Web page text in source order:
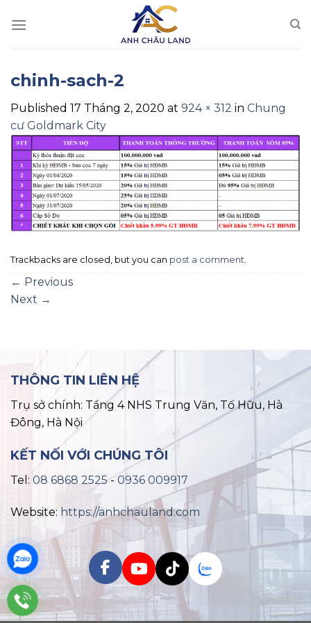
chinh-sach-2
Published 17 Tháng 2, 2020 at 924 × 312 in Chung
cư Goldmark City
Trackbacks are closed, but you can post a comment.
← Previous
Next →
THÔNG TIN LIÊN HỆ
Trụ sở chính: Tầng 4 NHS Trung Văn, Tố Hữu, Hà
Đông, Hà Nội
KẾT NỐI VỚI CHÚNG TÔI
Tel: 08 6868 2525-0936 009917
Website: https://anhchauland.com